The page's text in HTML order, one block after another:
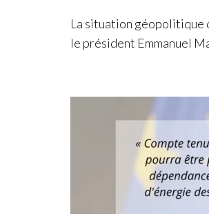
La situation géopolitique
le président Emmanuel